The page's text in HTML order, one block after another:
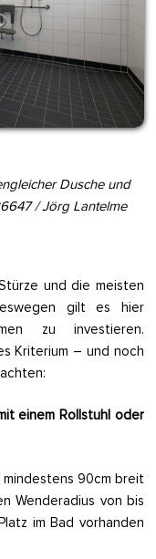
Dusche und
/ Jörg Lantelme
und die meisten
gilt es hier
zu investieren.
Kriterium – und noch
einem Rollstuhl oder
mindestens 90cm breit
Wenderadius von bis
im Bad vorhanden